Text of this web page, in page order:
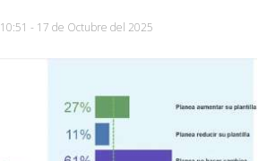
10:51 - 17 de Octubre del 2025